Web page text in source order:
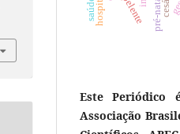
pré-natal
Este Periódico
Associação